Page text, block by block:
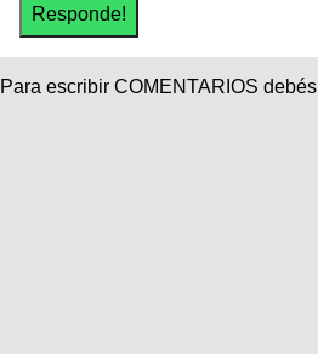
Para escribir COMENTARIOS debés